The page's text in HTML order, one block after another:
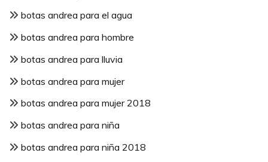
botas andrea para el agua
botas andrea para hombre
botas andrea para lluvia
botas andrea para mujer
botas andrea para mujer 2018
botas andrea para niña
botas andrea para niña 2018